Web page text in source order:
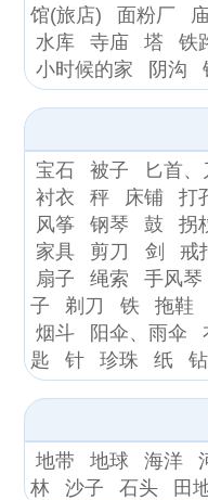
馆(旅店)
面粉厂
水库
寺庙 塔 铁
小时候的家
阴沟
宝石 被子 匕首、
衬衣
秤 床铺 打
风筝
钢琴 鼓 拐
家具
剪刀 剑 戒
扇子
绳索 手风琴
子
剃刀 铁 拖鞋
烟斗
阳伞、雨伞
匙
针 珍珠 纸
地带 地球 海洋
林
沙子 石头 田